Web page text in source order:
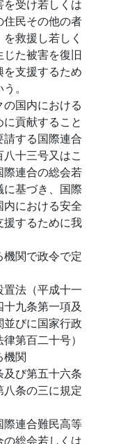
受け若しくは
民その他の者
救援し若しく
た被害を復旧
支援するため
。
国内における
貢献すること
する国際連合
十三号又はこ
連合の総会若
に基づき、国際
における安全
するために我
関で政令で定
法（平成十一
九条第一項及
びに国家行政
第百二十号）
機関
び第五十六条
条の三に規定
連合難民高等
総会若しくは